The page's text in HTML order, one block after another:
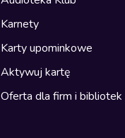
Karnety
Karty upominkowe
Aktywuj kartę
Oferta dla firm i bibliotek